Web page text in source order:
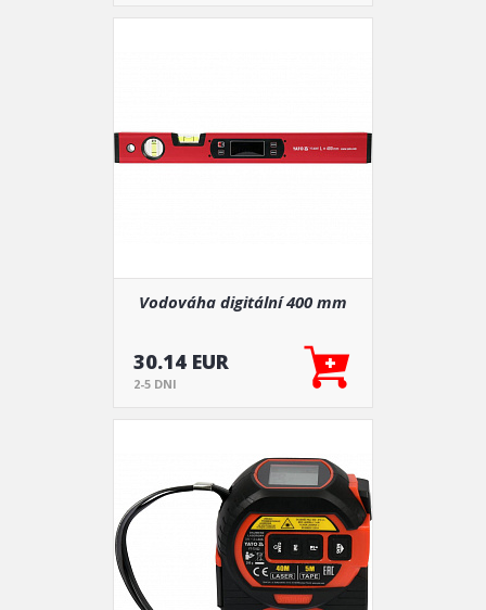
Vodováha digitální 400 mm
30.14 EUR
2-5 DNI